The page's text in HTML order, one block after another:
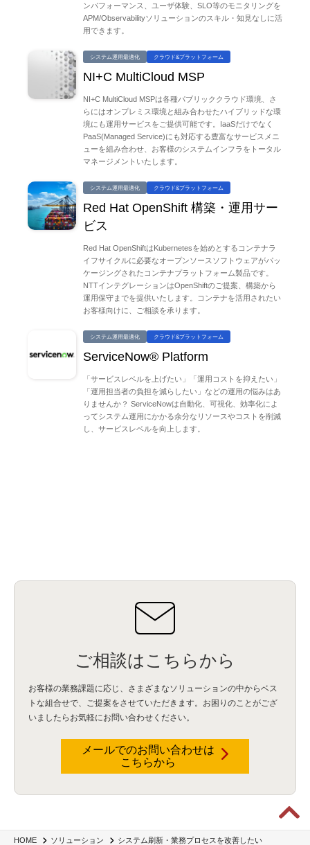
HOME ソリューション システム刷新・業務プロセスを改善したい
ンパフォーマンス、ユーザ体験、SLO等のモニタリングを
APM/Observabilityソリューションのスキル・知見なしに活
用できます。
システム運用最適化 クラウド&プラットフォーム
NI+C MultiCloud MSP
NI+C MultiCloud MSPは各種パブリッククラウド環境、さ
らにはオンプレミス環境と組み合わせたハイブリッドな環
境にも運用サービスをご提供可能です。IaaSだけでなく
PaaS(Managed Service)にも対応する豊富なサービスメニ
ューを組み合わせ、お客様のシステムインフラをトータル
マネージメントいたします。
システム運用最適化 クラウド&プラットフォーム
Red Hat OpenShift 構築・運用サー
ビス
Red Hat OpenShiftはKubernetesを始めとするコンテナラ
イフサイクルに必要なオープンソースソフトウェアがパッ
ケージングされたコンテナプラットフォーム製品です。
NTTインテグレーションはOpenShiftのご提案、構築から
運用保守までを提供いたします。コンテナを活用されたい
お客様向けに、ご相談を承ります。
システム運用最適化 クラウド&プラットフォーム
ServiceNow® Platform
「サービスレベルを上げたい」「運用コストを抑えたい」
「運用担当者の負担を減らしたい」などの運用の悩みはあ
りませんか？ ServiceNowは自動化、可視化、効率化によ
ってシステム運用にかかる余分なリソースやコストを削減
し、サービスレベルを向上します。
ご相談はこちらから
お客様の業務課題に応じ、さまざまなソリューションの中からベス
トな組合せで、
ご提案をさせていただきます。お困りのことがござ
いましたらお気軽にお問い合わせください。
メールでのお問い合わせは
こちらから